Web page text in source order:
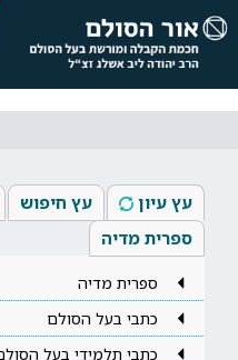
עץ עיון עץ חיפוש
ספרית מדיה
ספרית מדיה
כתבי בעל הסולם
כתבי תלמידי בעל